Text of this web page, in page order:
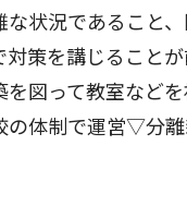
状況であること
策を講じること
図って教室など
の体制で運営▽分